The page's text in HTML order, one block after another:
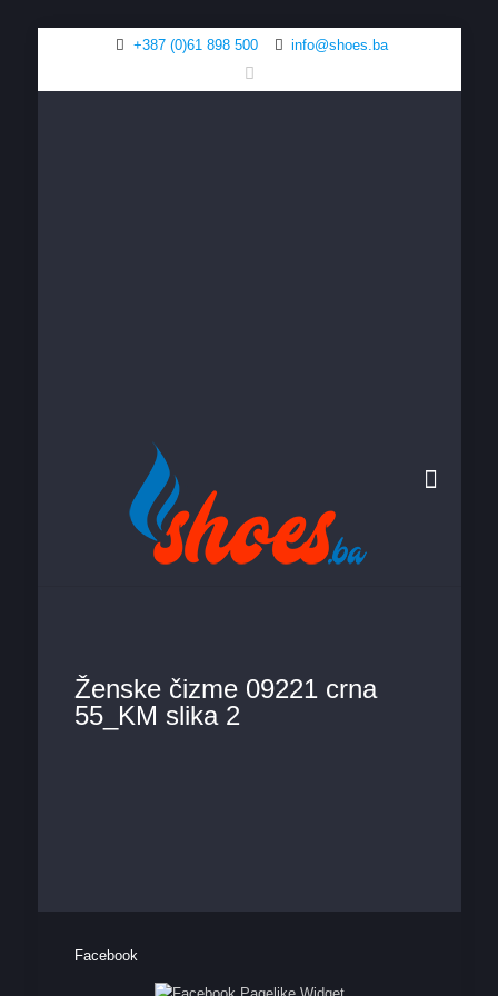
+387 (0)61 898 500 info@shoes.ba
Ženske čizme 09221 crna
55_KM slika 2
Facebook